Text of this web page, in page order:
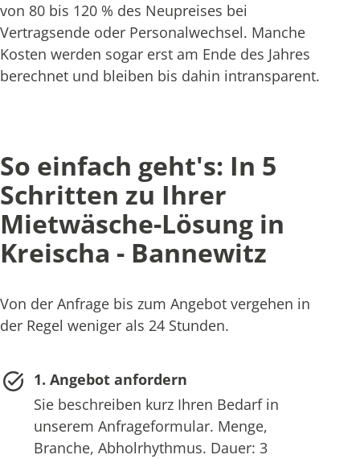
von 80 bis 120 % des Neupreises bei
Vertragsende oder Personalwechsel. Manche
Kosten werden sogar erst am Ende des Jahres
berechnet und bleiben bis dahin intransparent.
So einfach geht's: In 5
Schritten zu Ihrer
Mietwäsche-Lösung in
Kreischa - Bannewitz
Von der Anfrage bis zum Angebot vergehen in
der Regel weniger als 24 Stunden.
1. Angebot anfordern
Sie beschreiben kurz Ihren Bedarf in
unserem Anfrageformular. Menge,
Branche, Abholrhythmus. Dauer: 3